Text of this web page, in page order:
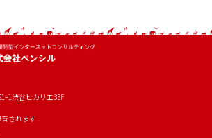
渋谷ヒカリエ33F
されます